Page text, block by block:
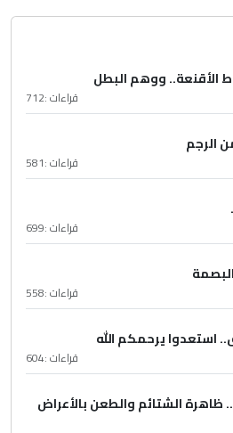
الأقنعة.. ووهم البطل
قراءات :712
الرجم
قراءات :581
قراءات :699
قراءات :558
استعدوا يرحمكم الله
قراءات :604
ظاهرة الشتائم والطعن بالأعراض